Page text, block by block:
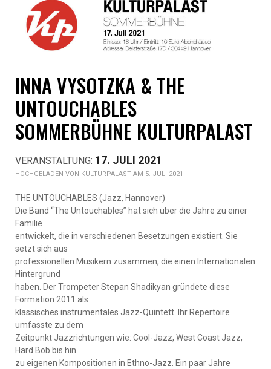
INNA VYSOTZKA & THE
UNTOUCHABLES
SOMMERBÜHNE KULTURPALAST
17. JULI 2021
KULTURPALAST AM 5. JULI 2021
THE UNTOUCHABLES (Jazz, Hannover)
Die Band “The Untouchables” hat sich über die Jahre zu einer
Familie
entwickelt, die in verschiedenen Besetzungen existiert. Sie
setzt sich aus
professionellen Musikern zusammen, die einen Internationalen
Hintergrund
haben. Der Trompeter Stepan Shadikyan gründete diese
Formation 2011 als
klassisches instrumentales Jazz-Quintett. Ihr Repertoire
umfasste zu dem
Zeitpunkt Jazzrichtungen wie: Cool-Jazz, West Coast Jazz,
Hard Bob bis hin
zu eigenen Kompositionen in Ethno-Jazz. Ein paar Jahre